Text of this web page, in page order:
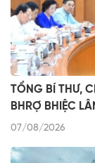
TỔNG BÍ THƯ,
BHRỢ BHIỆC
07/08/2026